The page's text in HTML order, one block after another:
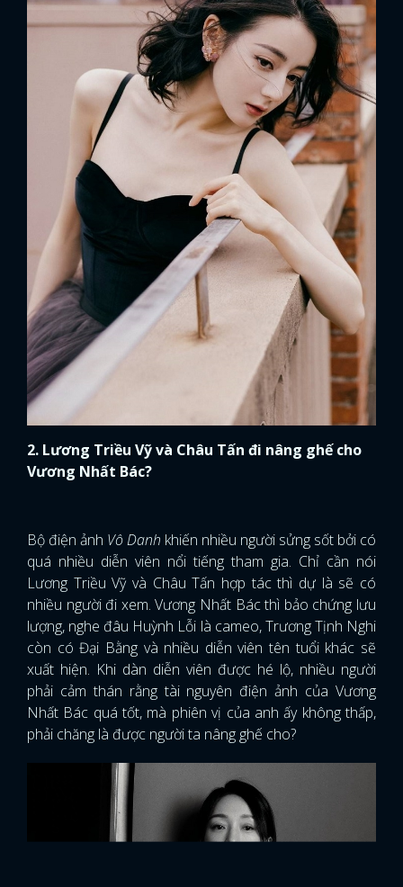
2. Lương Triều Vỹ và Châu Tấn đi nâng ghế cho
Vương Nhất Bác?
Bộ điện ảnh Vô Danh khiến nhiều người sửng sốt bởi có
quá nhiều diễn viên nổi tiếng tham gia. Chỉ cần nói
Lương Triều Vỹ và Châu Tấn hợp tác thì dự là sẽ có
nhiều người đi xem. Vương Nhất Bác thì bảo chứng lưu
lượng, nghe đâu Huỳnh Lỗi là cameo, Trương Tịnh Nghi
còn có Đại Bằng và nhiều diễn viên tên tuổi khác sẽ
xuất hiện. Khi dàn diễn viên được hé lộ, nhiều người
phải cảm thán rằng tài nguyên điện ảnh của Vương
Nhất Bác quá tốt, mà phiên vị của anh ấy không thấp,
phải chăng là được người ta nâng ghế cho?